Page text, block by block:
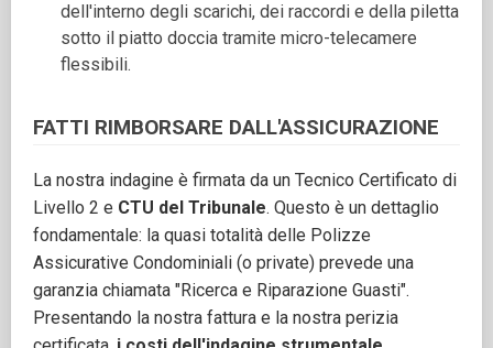
dell'interno degli scarichi, dei raccordi e della piletta
sotto il piatto doccia tramite micro-telecamere
flessibili.
FATTI RIMBORSARE DALL'ASSICURAZIONE
La nostra indagine è firmata da un Tecnico Certificato di
Livello 2 e CTU del Tribunale. Questo è un dettaglio
fondamentale: la quasi totalità delle Polizze
Assicurative Condominiali (o private) prevede una
garanzia chiamata "Ricerca e Riparazione Guasti".
Presentando la nostra fattura e la nostra perizia